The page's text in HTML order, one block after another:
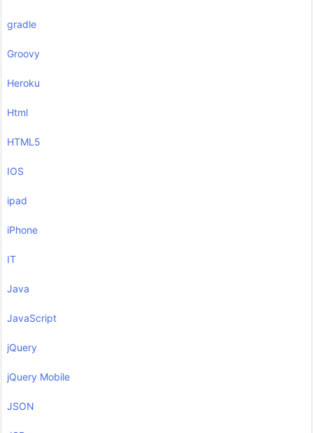
gradle
Groovy
Heroku
Html
HTML5
IOS
ipad
iPhone
IT
Java
JavaScript
jQuery
jQuery Mobile
JSON